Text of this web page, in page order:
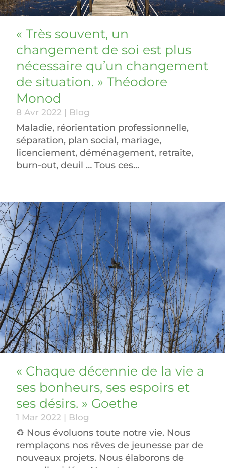
« Très souvent, un
changement de soi est plus
nécessaire qu’un changement
de situation. » Théodore
Monod
8 Avr 2022 Blog
Maladie, réorientation professionnelle,
séparation, plan social, mariage,
licenciement, déménagement, retraite,
burn-out, deuil … Tous ces...
« Chaque décennie de la vie a
ses bonheurs, ses espoirs et
ses désirs. » Goethe
1 Mar 2022 Blog
♻ Nous évoluons toute notre vie. Nous
remplaçons nos rêves de jeunesse par de
nouveaux projets. Nous élaborons de